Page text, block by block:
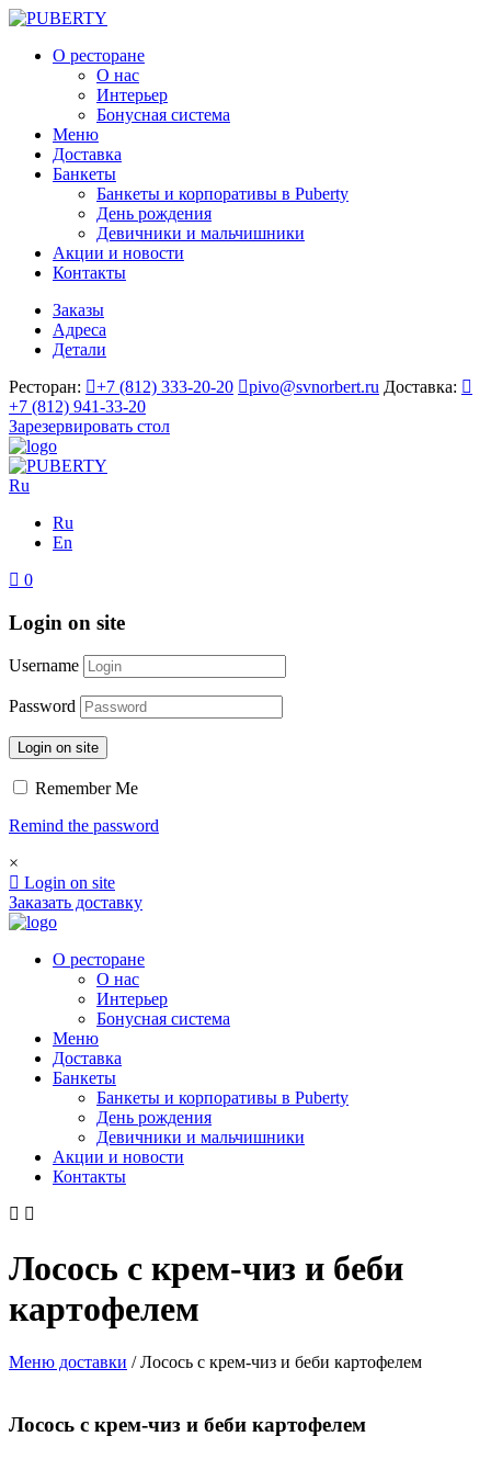
О ресторане
О нас
Интерьер
Бонусная система
Меню
Доставка
Банкеты
Банкеты и корпоративы в Puberty
День рождения
Девичники и мальчишники
Акции и новости
Контакты
Заказы
Адреса
Детали
Ресторан:
+7 (812) 333-20-20 pivo@svnorbert.ru Доставка:
+7 (812) 941-33-20
Зарезервировать стол
Ru
Ru
En
0
Login on site
Username
Password
Login on site
Remember Me
Remind the password
×
Login on site
Заказать доставку
О ресторане
О нас
Интерьер
Бонусная система
Меню
Доставка
Банкеты
Банкеты и корпоративы в Puberty
День рождения
Девичники и мальчишники
Акции и новости
Контакты
Лосось с крем-чиз и беби
картофелем
Меню доставки /Лосось с крем-чиз и беби картофелем
Лосось с крем-чиз и беби картофелем